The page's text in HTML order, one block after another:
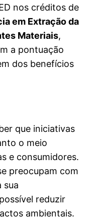
nos créditos de
em Extração da
Materiais,
a pontuação
dos benefícios
que iniciativas
o meio
e consumidores.
preocupam com
sua
reduzir
ambientais.